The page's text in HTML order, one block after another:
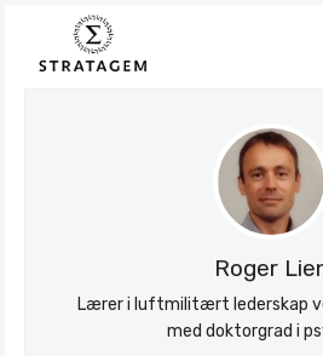
Søk
Roger
Lærer i luftmilitært lederskap
med doktorgrad i